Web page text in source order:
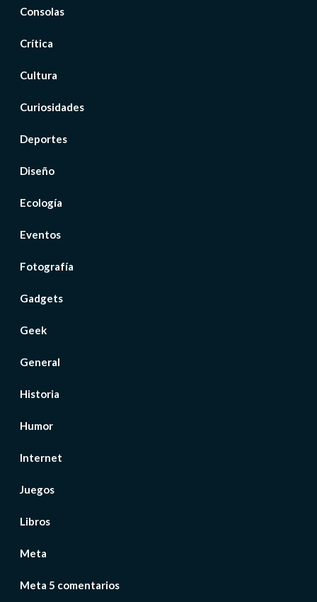
Consolas
Crítica
Cultura
Curiosidades
Deportes
Diseño
Ecología
Eventos
Fotografía
Gadgets
Geek
General
Historia
Humor
Internet
Juegos
Libros
Meta
Meta 5 comentarios